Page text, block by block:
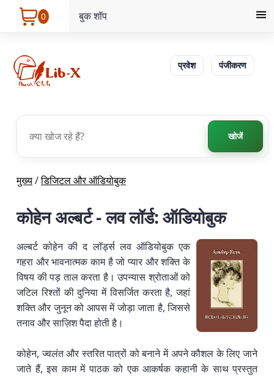
0 बुक शॉप
प्रवेश पंजीकरण
खोजें
मुख्य/डिजिटल और ऑडियोबुक
कोहेन अल्बर्ट - लव लॉर्ड: ऑडियोबुक
अल्बर्ट कोहेन की द लॉर्ड्स लव ऑडियोबुक एक
गहरा और भावनात्मक काम है जो प्यार और शक्ति के
विषय की पड़ ताल करता है। उपन्यास श्रोताओं को
जटिल रिश्तों की दुनिया में विसर्जित करता है, जहां
शक्ति और जुनून को आपस में जोड़ा जाता है, जिससे
तनाव और साज़िश पैदा होती है।
कोहेन, ज्वलंत और स्तरित पात्रों को बनाने में अपने कौशल के लिए जाने
जाते हैं, इस काम में पाठक को एक आकर्षक कहानी के साथ प्रस्तुत